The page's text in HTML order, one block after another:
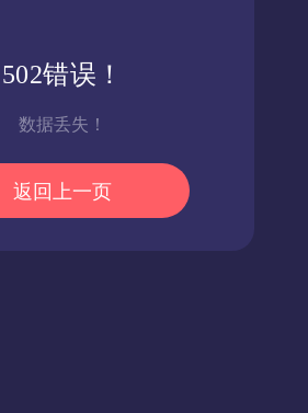
502错误！
数据丢失！
返回上一页